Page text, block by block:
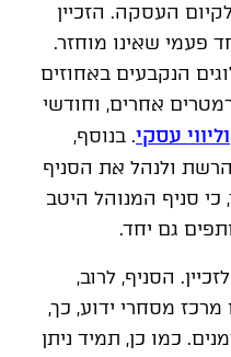
העסקה. הזכיין
פעמי שאינו מוחזר.
הנקבעים באחוזים
אחרים, וחודשי
וליווי עסקי. בנוסף,
ולנהל את הסניף
כי סניף המנוהל היטב
גם יחד.
הסניף, לרוב,
מרכז מסחרי ידוע, כך,
כמו כן, תמיד ניתן